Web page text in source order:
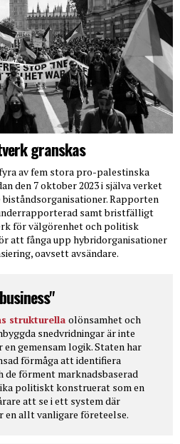
granskas
av fem stora pro-palestinska
den 7 oktober 2023 i själva verket
Rapporten
samt bristfälligt
för välgörenhet och politisk
att fånga upp hybridorganisationer
oavsett avsändare.
strukturella olönsamhet och
snedvridningar är inte
gemensam logik. Staten har
förmåga att identifiera
de förment marknadsbaserad
politiskt konstruerat som en
att se i ett system där
en allt vanligare företeelse.